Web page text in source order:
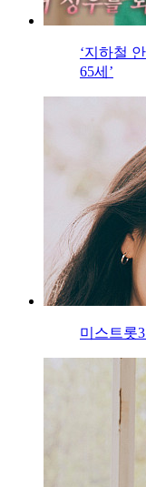
‘지하철
65세’
미스트롯